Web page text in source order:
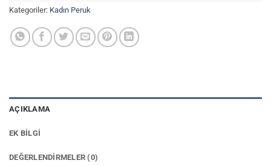
Kategoriler: Kadın Peruk
AÇIKLAMA
EK BILGI
DEĞERLENDIRMELER (0)